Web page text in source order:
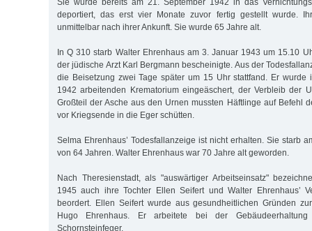
deportiert, das erst vier Monate zuvor fertig gestellt wurde.
unmittelbar nach ihrer Ankunft. Sie wurde 65 Jahre alt.
In Q 310 starb Walter Ehrenhaus am 3. Januar 1943 um 15.10
der jüdische Arzt Karl Bergmann bescheinigte. Aus der
die Beisetzung zwei Tage später um 15 Uhr stattfand. Er wurde
1942 arbeitenden Krematorium eingeäschert, der Verbleib der
Großteil der Asche aus den Urnen mussten Häftlinge auf Befehl
vor Kriegsende in die Eger schütten.
Selma Ehrenhaus’ Todesfallanzeige ist nicht erhalten. Sie starb
von 64 Jahren. Walter Ehrenhaus war 70 Jahre alt geworden.
Nach Theresienstadt, als "auswärtiger Arbeitseinsatz"
1945 auch ihre Tochter Ellen Seifert und Walter Ehrenhaus’
beordert. Ellen Seifert wurde aus gesundheitlichen Gründen
Hugo Ehrenhaus. Er arbeitete bei der
Schornsteinfeger.